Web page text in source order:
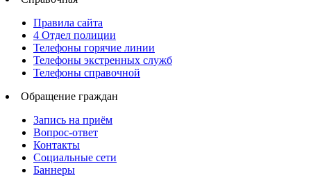
Правила сайта
4 Отдел полиции
Телефоны горячие линии
Телефоны экстренных служб
Телефоны справочной
Обращение граждан
Запись на приём
Вопрос-ответ
Контакты
Социальные сети
Баннеры